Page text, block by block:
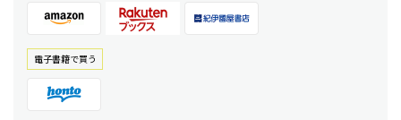
電⼦書籍で買う